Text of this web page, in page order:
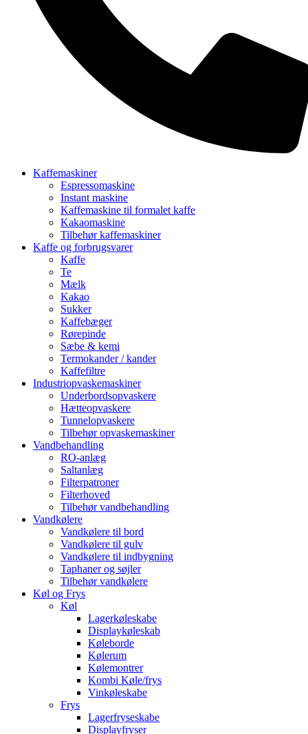
Kaffemaskiner
Espressomaskine
Instant maskine
Kaffemaskine til formalet kaffe
Kakaomaskine
Tilbehør kaffemaskiner
Kaffe og forbrugsvarer
Kaffe
Te
Mælk
Kakao
Sukker
Kaffebæger
Rørepinde
Sæbe & kemi
Termokander / kander
Kaffefiltre
Industriopvaskemaskiner
Underbordsopvaskere
Hætteopvaskere
Tunnelopvaskere
Tilbehør opvaskemaskiner
Vandbehandling
RO-anlæg
Saltanlæg
Filterpatroner
Filterhoved
Tilbehør vandbehandling
Vandkølere
Vandkølere til bord
Vandkølere til gulv
Vandkølere til indbygning
Taphaner og søjler
Tilbehør vandkølere
Køl og Frys
Køl
Lagerkøleskabe
Displaykøleskab
Køleborde
Kølerum
Kølemontrer
Kombi Køle/frys
Vinkøleskabe
Frys
Lagerfryseskabe
Displayfryser